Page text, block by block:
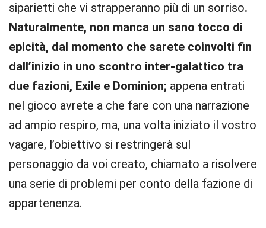
siparietti che vi strapperanno più di un sorriso.
Naturalmente, non manca un sano tocco di
epicità, dal momento che sarete coinvolti fin
dall’inizio in uno scontro inter-galattico tra
due fazioni, Exile e Dominion; appena entrati
nel gioco avrete a che fare con una narrazione
ad ampio respiro, ma, una volta iniziato il vostro
vagare, l’obiettivo si restringerà sul
personaggio da voi creato, chiamato a risolvere
una serie di problemi per conto della fazione di
appartenenza.